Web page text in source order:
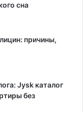
сна
причины,
Jysk каталог
без